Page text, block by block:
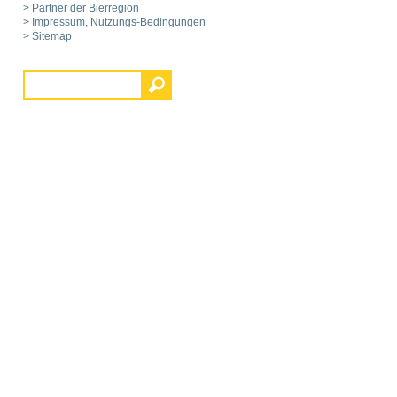
> Partner der Bierregion
> Impressum, Nutzungs-Bedingungen
> Sitemap